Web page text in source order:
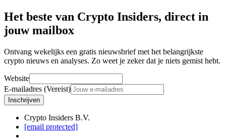
Het beste van Crypto Insiders, direct in
jouw mailbox
Ontvang wekelijks een gratis nieuwsbrief met het belangrijkste
crypto nieuws en analyses. Zo weet je zeker dat je niets gemist hebt.
Website
E-mailadres (Vereist)
Inschrijven
Crypto Insiders B.V.
[email protected]